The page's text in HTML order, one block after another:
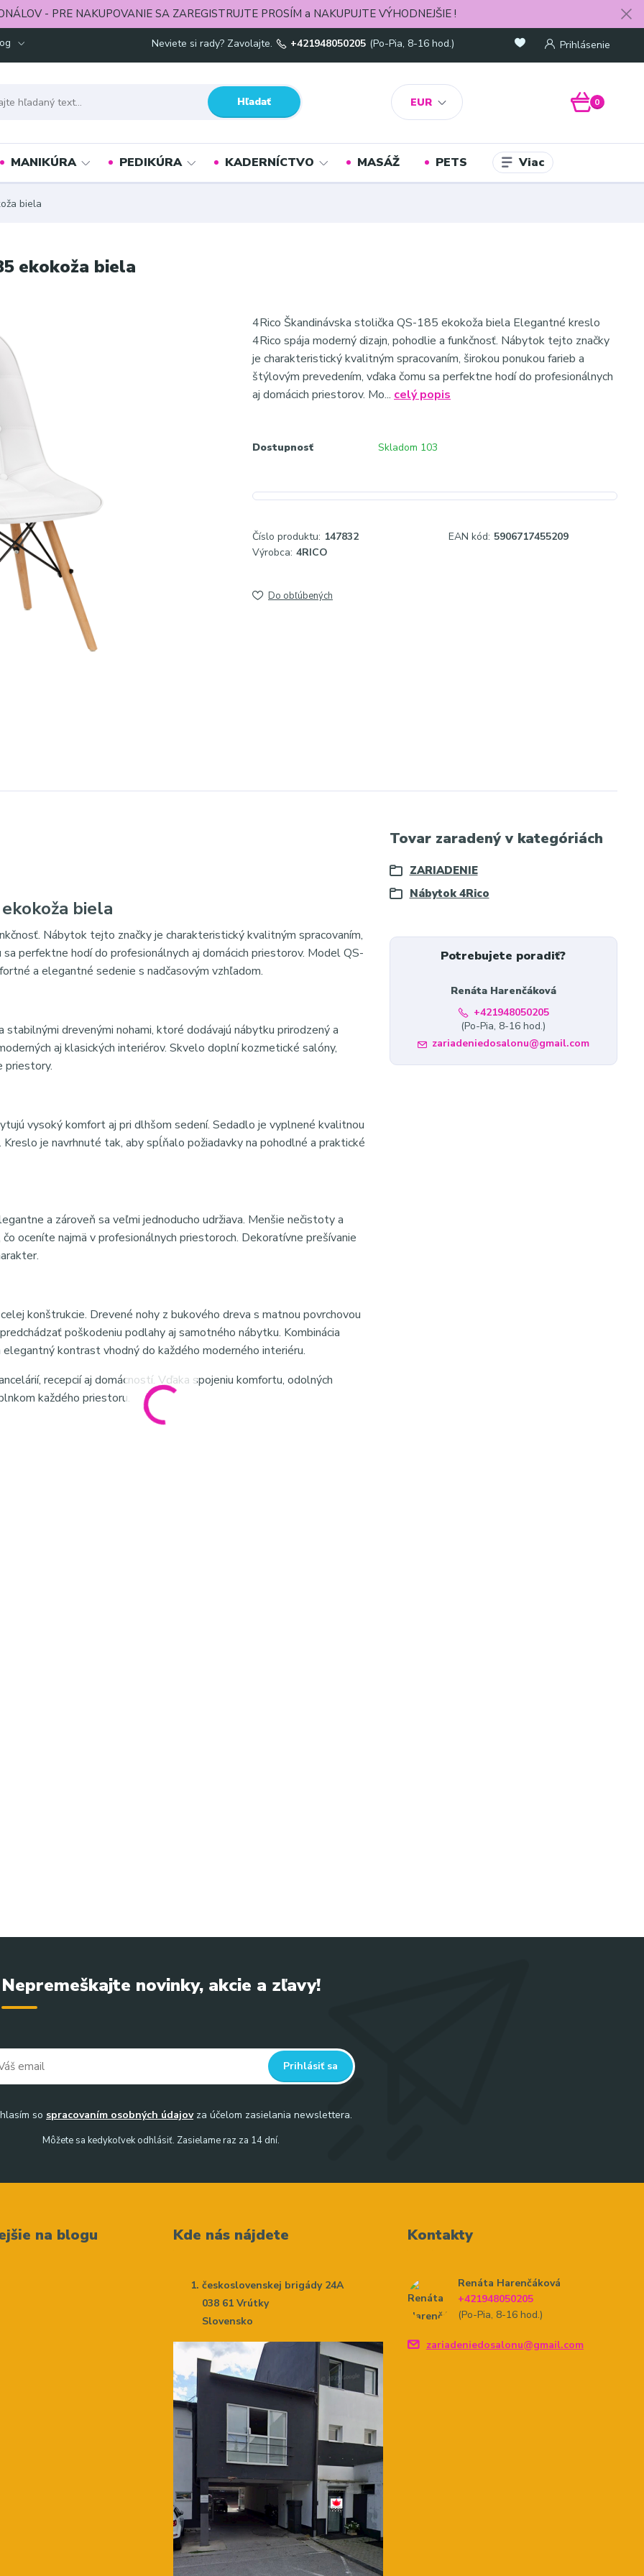
- PRE NAKUPOVANIE SA ZAREGISTRUJTE PROSÍM a NAKUPUJTE VÝHODNEJŠIE !
EUR
Prihlásenie
Hľadať
Neviete si rady? Zavolajte. +421948050205 (Po-Pia, 8-16 hod.)
0
MANIKÚRA PEDIKÚRA KADERNÍCTVO MASÁŽ PETS Viac
biela
ekokoža biela
4Rico Škandinávska stolička QS-185 ekokoža biela Elegantné kreslo
4Rico spája moderný dizajn, pohodlie a funkčnosť. Nábytok tejto značky
je charakteristický kvalitným spracovaním, širokou ponukou farieb a
štýlovým prevedením, vďaka čomu sa perfektne hodí do profesionálnych
aj domácich priestorov. Mo... celý popis
Dostupnosť Skladom 103
Číslo produktu: 147832 EAN kód: 5906717455209
Výrobca: 4RICO
Do obľúbených
biela
Nábytok tejto značky je charakteristický kvalitným spracovaním,
perfektne hodí do profesionálnych aj domácich priestorov. Model QS-
a elegantné sedenie s nadčasovým vzhľadom.
drevenými nohami, ktoré dodávajú nábytku prirodzený a
aj klasických interiérov. Skvelo doplní kozmetické salóny,
priestory.
vysoký komfort aj pri dlhšom sedení. Sedadlo je vyplnené kvalitnou
je navrhnuté tak, aby spĺňalo požiadavky na pohodlné a praktické
a zároveň sa veľmi jednoducho udržiava. Menšie nečistoty a
oceníte najmä v profesionálnych priestoroch. Dekoratívne prešívanie
konštrukcie. Drevené nohy z bukového dreva s matnou povrchovou
poškodeniu podlahy aj samotného nábytku. Kombinácia
kontrast vhodný do každého moderného interiéru.
recepcií aj domácností. Vďaka spojeniu komfortu, odolných
každého priestoru.
Tovar zaradený v kategóriách
ZARIADENIE
Nábytok 4Rico
Potrebujete poradiť?
Renáta Harenčáková
+421948050205
(Po-Pia, 8-16 hod.)
zariadeniedosalonu@gmail.com
Nepremeškajte novinky, akcie a zľavy!
Prihlásiť sa
so spracovaním osobných údajovza účelom zasielania newslettera.
Môžete sa kedykoľvek odhlásiť. Zasielame raz za 14 dní.
na blogu Kde nás nájdete
československej brigády 24A
038 61 Vrútky
Slovensko
Kontakty
Renáta Harenčáková
+421948050205
(Po-Pia, 8-16 hod.)
zariadeniedosalonu@gmail.com